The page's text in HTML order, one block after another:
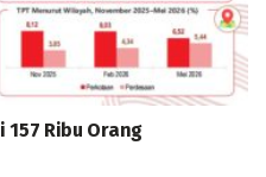
157 Ribu Orang